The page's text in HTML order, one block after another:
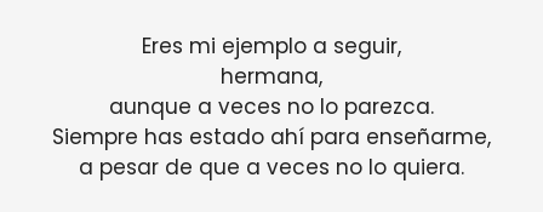
Eres mi ejemplo a seguir,
hermana,
aunque a veces no lo parezca.
Siempre has estado ahí para enseñarme,
a pesar de que a veces no lo quiera.